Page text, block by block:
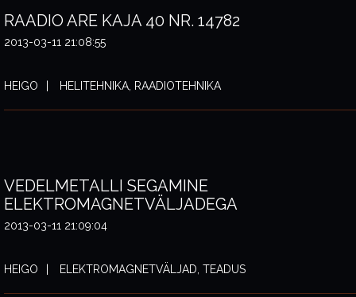
RAADIO ARE KAJA 40 NR. 14782
2013-03-11 21:08:55
HEIGO HELITEHNIKA, RAADIOTEHNIKA
VEDELMETALLI SEGAMINE
ELEKTROMAGNETVÄLJADEGA
2013-03-11 21:09:04
HEIGO ELEKTROMAGNETVÄLJAD, TEADUS